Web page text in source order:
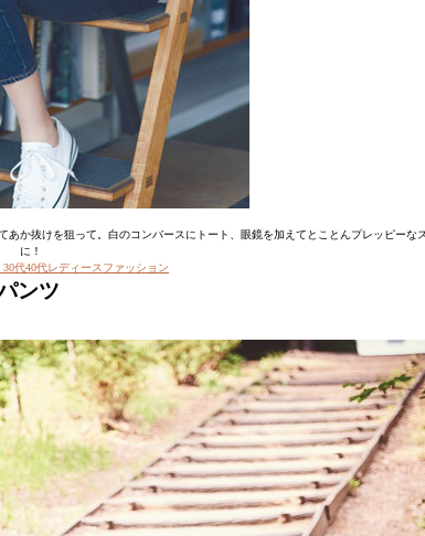
か抜けを狙って。白のコンバースにトート、眼鏡を加えてとことんプレッピーな
に！
代40代レディースファッション
ンツ